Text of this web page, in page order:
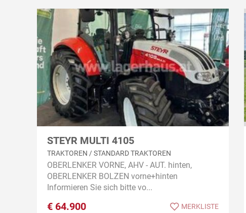
STEYR MULTI 4105
TRAKTOREN / STANDARD TRAKTOREN
OBERLENKER VORNE, AHV - AUT. hinten,
OBERLENKER BOLZEN vorne+hinten
Informieren Sie sich bitte vo...
€ 64.900 MERKLISTE